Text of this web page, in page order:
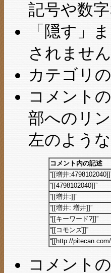
記号や数
「隠す」
されませ
カテゴリ
コメント
部へのリ
左のよう
コメント内の記述
“[[増井
“[[4798102040]]”
“[[増井:]]”
“[[増井: 増井]]”
“[[キーワード?]]”
“[[コモンズ]]”
“[[http://
コメント